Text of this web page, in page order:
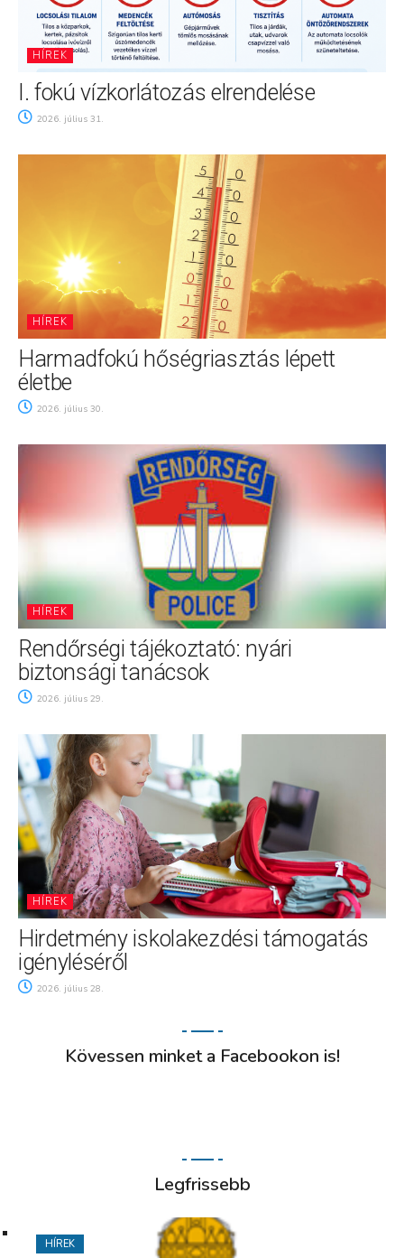
HÍREK
I. fokú vízkorlátozás elrendelése
2026. július 31.
HÍREK
Harmadfokú hőségriasztás lépett
életbe
2026. július 30.
HÍREK
Rendőrségi tájékoztató: nyári
biztonsági tanácsok
2026. július 29.
HÍREK
Hirdetmény iskolakezdési támogatás
igényléséről
2026. július 28.
Kövessen minket a Facebookon is!
Legfrissebb
HÍREK